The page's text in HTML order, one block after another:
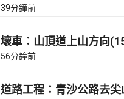
39分鐘前
壞車︰山頂道上山方向
56分鐘前
道路工程：青沙公路去